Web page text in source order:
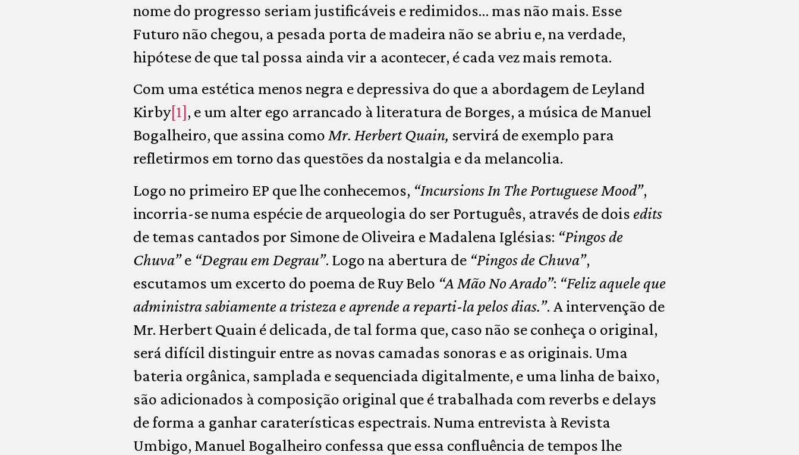
nome do progresso seriam justificáveis e redimidos… mas não mais. Esse
Futuro não chegou, a pesada porta de madeira não se abriu e, na verdade,
hipótese de que tal possa ainda vir a acontecer, é cada vez mais remota.
Com uma estética menos negra e depressiva do que a abordagem de Leyland
Kirby[1], e um alter ego arrancado à literatura de Borges, a música de Manuel
Bogalheiro, que assina como Mr. Herbert Quain, servirá de exemplo para
refletirmos em torno das questões da nostalgia e da melancolia.
Logo no primeiro EP que lhe conhecemos, “Incursions In The Portuguese Mood”,
incorria-se numa espécie de arqueologia do ser Português, através de dois edits
de temas cantados por Simone de Oliveira e Madalena Iglésias: “Pingos de
Chuva”e “Degrau em Degrau”. Logo na abertura de “Pingos de Chuva”,
escutamos um excerto do poema de Ruy Belo “A Mão No Arado”: “Feliz aquele que
administra sabiamente a tristeza e aprende a reparti-la pelos dias.”. A intervenção de
Mr. Herbert Quain é delicada, de tal forma que, caso não se conheça o original,
será difícil distinguir entre as novas camadas sonoras e as originais. Uma
bateria orgânica, samplada e sequenciada digitalmente, e uma linha de baixo,
são adicionados à composição original que é trabalhada com reverbs e delays
de forma a ganhar caraterísticas espectrais. Numa entrevista à Revista
Umbigo, Manuel Bogalheiro confessa que essa confluência de tempos lhe